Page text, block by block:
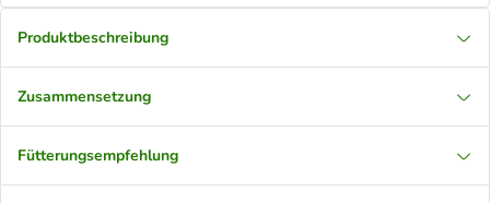
Produktbeschreibung
Zusammensetzung
Fütterungsempfehlung